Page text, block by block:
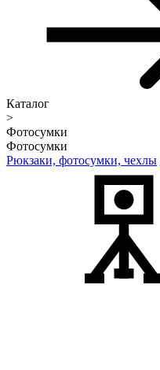
Каталог
>
Фотосумки
Фотосумки
Рюкзаки, фотосумки, чехлы